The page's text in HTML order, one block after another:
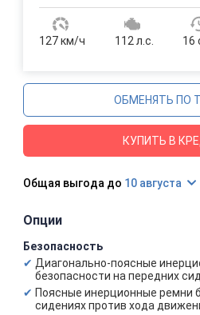
127 км/ч 112 л.с. 16
КУПИТЬ В
ОБМЕНЯТЬ ПО
10 августа
Опции
Безопасность
Диагонально-поясные
безопасности на передних
Поясные инерционные ремни
сидениях против хода